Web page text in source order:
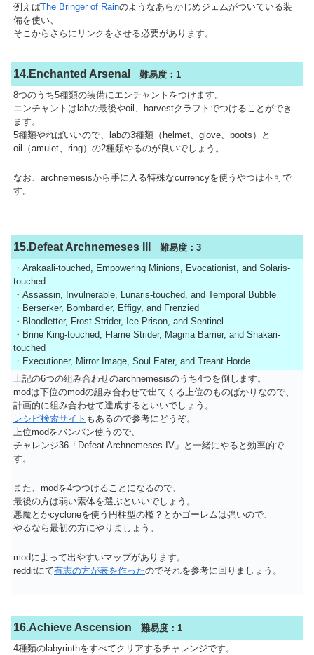
例えばThe Bringer of Rainのようなあらかじめジェムがついている装
備を使い、
そこからさらにリンクをさせる必要があります。
14.Enchanted Arsenal
難易度：1
8つのうち5種類の装備にエンチャントをつけます。
エンチャントはlabの最後やoil、harvestクラフトでつけることができ
ます。
5種類やればいいので、labの3種類（helmet、glove、boots）と
oil（amulet、ring）の2種類やるのが良いでしょう。
なお、archnemesisから手に入る特殊なcurrencyを使うやつは不可で
す。
15.Defeat Archnemeses III
難易度：3
・Arakaali-touched, Empowering Minions, Evocationist, and Solaris-
touched
・Assassin, Invulnerable, Lunaris-touched, and Temporal Bubble
・Berserker, Bombardier, Effigy, and Frenzied
・Bloodletter, Frost Strider, Ice Prison, and Sentinel
・Brine King-touched, Flame Strider, Magma Barrier, and Shakari-
touched
・Executioner, Mirror Image, Soul Eater, and Treant Horde
上記の6つの組み合わせのarchnemesisのうち4つを倒します。
modは下位のmodの組み合わせで出てくる上位のものばかりなので、
計画的に組み合わせて達成するといいでしょう。
レシピ検索サイト もあるので参考にどうぞ。
上位modをバンバン使うので、
チャレンジ36「Defeat Archnemeses IV」と一緒にやると効率的で
す。
また、modを4つつけることになるので、
最後の方は弱い素体を選ぶといいでしょう。
悪魔とかcycloneを使う円柱型の檻？とかゴーレムは強いので、
やるなら最初の方にやりましょう。
modによって出やすいマップがあります。
redditにて有志の方が表を作ったのでそれを参考に回りましょう。
16.Achieve Ascension 難易度：1
4種類のlabyrinthをすべてクリアするチャレンジです。